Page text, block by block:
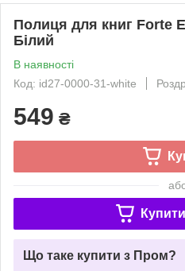
Полиця для книг Forte
Білий
В наявності
Код: id27-0000-31-white
549 ₴
Що таке купити з Пром?